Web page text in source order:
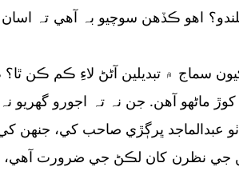
اهو ڪڏهن سوچيو بہ آهي تہ
۾ تبديلين آڻڻ لاءِ ڪم ڪن
آهن. جن نہ تہ اجورو
ڀرڳڙي صاحب کي، جنھن کي
نظرن کان لڪڻ جي ضرورت آهي، ۽